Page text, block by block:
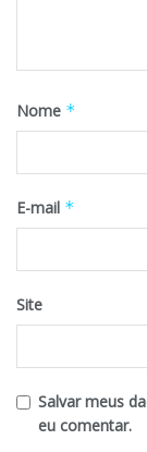
Nome *
E-mail *
Site
Salvar meus
eu comentar.